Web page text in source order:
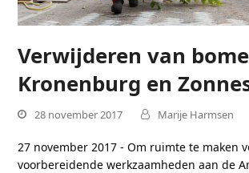
Verwijderen van
Kronenburg en
28 november 2017 Marije Harmsen
27 november 2017 - Om ruimte te maken
voorbereidende werkzaamheden aan de